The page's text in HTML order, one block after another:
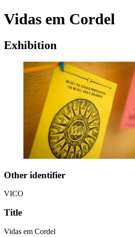
Vidas em Cordel
Exhibition
Other identifier
VICO
Title
Vidas em Cordel